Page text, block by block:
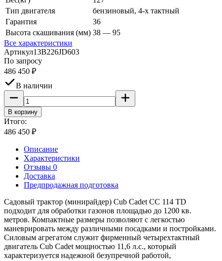
Тип двигателя
бензиновый, 4-х тактный
Гарантия
36
Высота скашивания (мм) 38 — 95
Все характеристики
Артикул13B226JD603
По запросу
486 450 ₽
В наличии
В корзину
Итого:
486 450 ₽
Описание
Характеристики
Отзывы 0
Доставка
Предпродажная подготовка
Садовый трактор (минирайдер) Cub Cadet CC 114 TD
подходит для обработки газонов площадью до 1200 кв.
метров. Компактные размеры позволяют с легкостью
маневрировать между различными посадками и постройками.
Силовым агрегатом служит фирменный четырехтактный
двигатель Cub Cadet мощностью 11,6 л.с., который
характеризуется надежной безупречной работой,